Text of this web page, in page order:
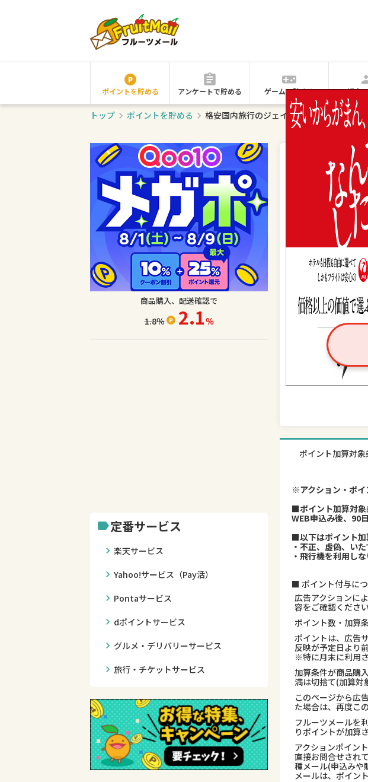
ポイントを貯める アンケートで貯める ゲームで貯める 紹介
トップ ポイントを貯める 格安国内旅行のジェイトリップ（J-TRIP）
商品購入、配送確認で
1.8％ 2.1％
label定番サービス
chevron_right 楽天サービス
chevron_right Yahoo!サービス（Pay活）
chevron_right Pontaサービス
chevron_right dポイントサービス
chevron_right グルメ・デリバリーサービス
chevron_right 旅行・チケットサービス
ポイントUP
ポイント加算対
※アクション・ポイ
■ポイント加算対象
WEB申込み後、90
■以下はポイント加
・不正、虚偽、い
・飛行機を利用し
■ ポイント付与に
広告アクションに
容をご確認ください
ポイント数・加算
ポイントは、広告
反映が予定日より
※特に月末に利用
加算条件が商品購
満は切捨て(加算対
このページから広
た場合は、再度こ
フルーツメールを
りポイントが加算
アクションポイン
直接お問合せされ
種メール(申込みや
メールは、ポイン